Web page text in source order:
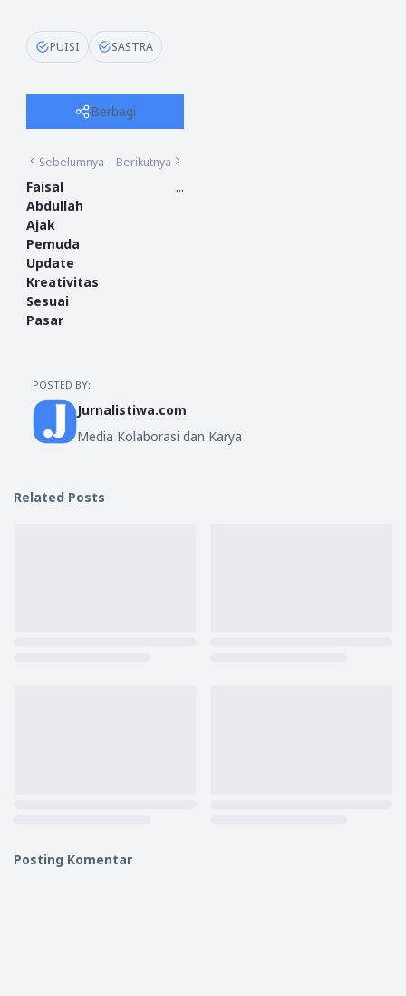
PUISI SASTRA
Berbagi
Sebelumnya
Faisal
Abdullah
Ajak
Pemuda
Update
Kreativitas
Sesuai
Pasar
Berikutnya
...
POSTED BY:
Jurnalistiwa.com
Media Kolaborasi dan Karya
Related Posts
Posting Komentar